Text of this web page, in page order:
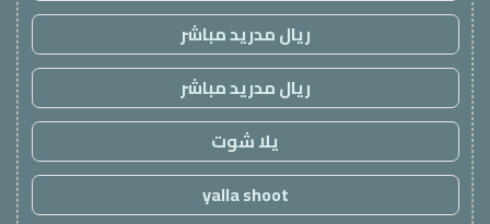
ريال مدريد مباشر
ريال مدريد مباشر
يلا شوت
yalla shoot